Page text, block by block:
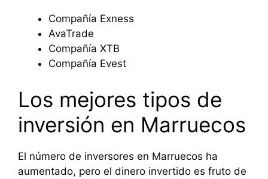
Compañía Exness
AvaTrade
Compañía XTB
Compañía Evest
Los mejores tipos de
inversión en Marruecos
El número de inversores en Marruecos ha
aumentado, pero el dinero invertido es fruto de